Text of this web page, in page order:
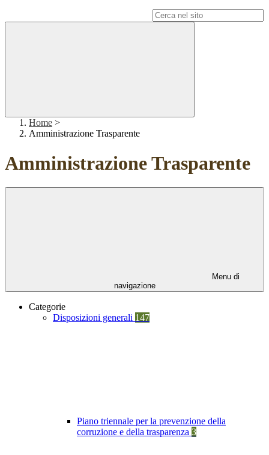
Home >
Amministrazione Trasparente
Amministrazione Trasparente
Menu di
navigazione
Categorie
Disposizioni generali 147
Piano triennale per la prevenzione della
corruzione e della trasparenza 3